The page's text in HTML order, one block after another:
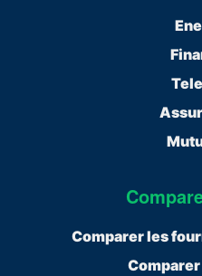
Comparer les